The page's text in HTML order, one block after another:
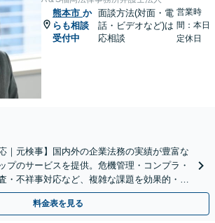
熊本市 か
らも相談
受付中
面談方法(対面・電
話・ビデオなど)は
応相談
営業時
間：本日
定休日
｜元検事】国内外の企業法務の実績が豊富な
プのサービスを提供。危機管理・コンプラ・
・不祥事対応など、複雑な課題を効果的・効
オピニオン可【休日・夜間相談可】
料金表を見る